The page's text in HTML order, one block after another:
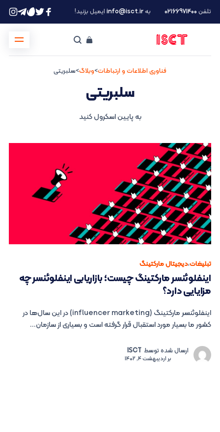
تلفن ۰۲۱66971400 بهinfo@isct.irایمیل بزنید!
فناوری اطلاعات و ارتباطات>وبلاگ>سلبریتی
سلبریتی
به پایین اسکرول کنید
تبلیغات،دیجیتال مارکتینگ
اینفلوئنسر مارکتینگ چیست؛ بازاریابی اینفلوئنسر چه
مزایایی دارد؟
اینفلوئنسر مارکتینگ (influencer marketing) در این سال‌ها در
کشور ما بسیار مورد استقبال قرار گرفته است و بسیاری از سازمان...
ارسال شده توسط ISCT
براردیبهشت 4, 1402